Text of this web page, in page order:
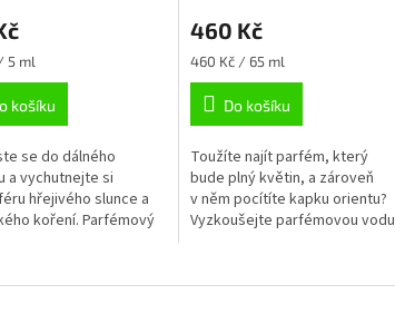
5 ml
košíku
se do dálného
a vychutnejte si
hřejivého slunce a
koření. Parfémový
460 Kč
Měrná
cena:
460 Kč / 65 ml
Do košíku
Toužíte najít parfém, který
bude plný květin, a zároveň
v něm pocítíte kapku orientu?
Vyzkoušejte parfémovou vodu
jemně...